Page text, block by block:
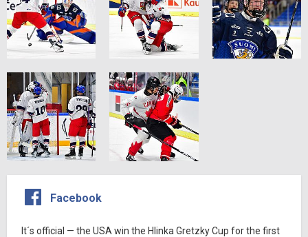
Facebook
It´s official — the USA win the Hlinka Gretzky Cup for the first